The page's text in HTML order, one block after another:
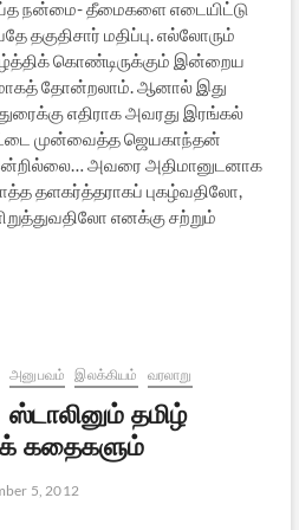
நன்மை- தீமைகளை எடையிட்டு
தகுதிசார் மதிப்பு. எல்லோரும்
கொண்டிருக்கும் இன்றைய
தோன்றலாம். ஆனால் இது
எதிராக அவரது இரங்கல்
முன்வைத்த ஜெயகாந்தன்
அவரை அதிமானுடனாக
தளகர்த்தராகப் புகழ்வதிலோ,
எனக்கு சற்றும்
அனுபவம் இலக்கியம் வரலாறு
ஸ்டாலினும் தமிழ்
கதைகளும்
5, 2012